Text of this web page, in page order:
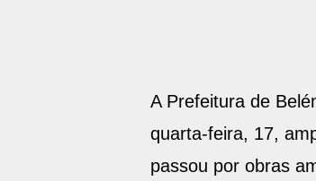
A Prefeitura de
quarta-feira, 17,
passou por obras